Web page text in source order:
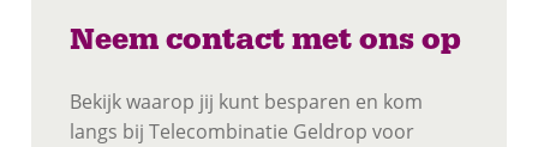
Neem contact met ons op
Bekijk waarop jij kunt besparen en kom
langs bij Telecombinatie Geldrop voor